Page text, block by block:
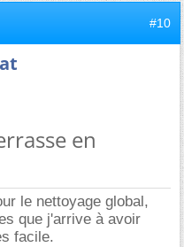
#10
en
le nettoyage global,
que j'arrive à avoir
facile.